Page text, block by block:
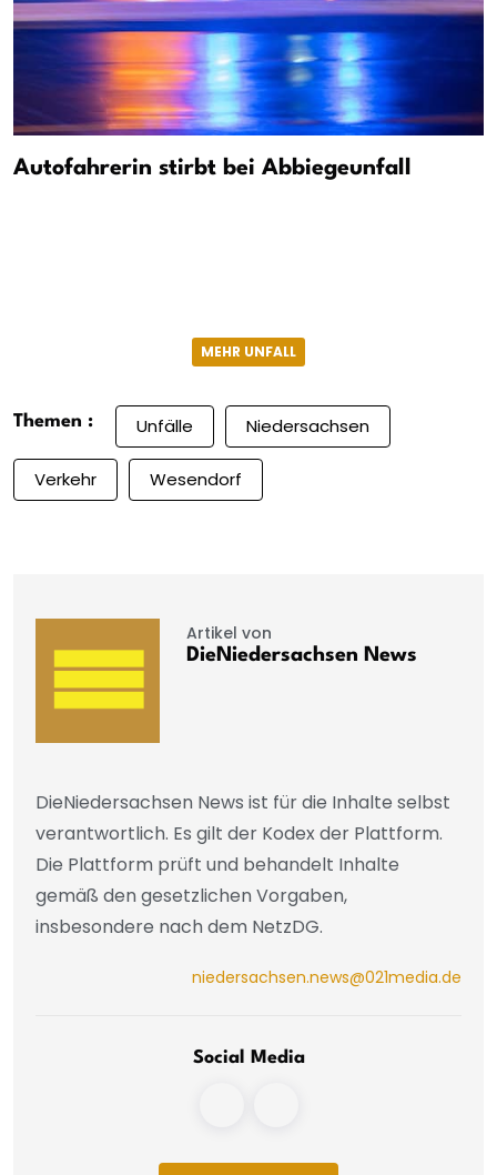
Autofahrerin stirbt bei Abbiegeunfall
MEHR UNFALL
Themen : Unfälle Niedersachsen
Verkehr Wesendorf
Artikel von
DieNiedersachsen News
DieNiedersachsen News ist für die Inhalte selbst
verantwortlich. Es gilt der Kodex der Plattform.
Die Plattform prüft und behandelt Inhalte
gemäß den gesetzlichen Vorgaben,
insbesondere nach dem NetzDG.
niedersachsen.news@021media.de
Social Media